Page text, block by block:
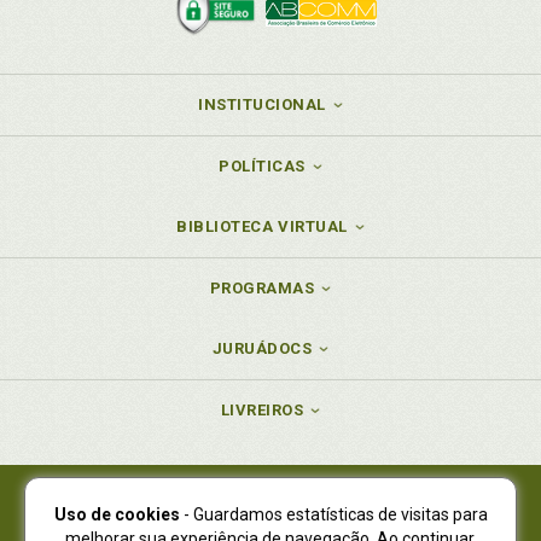
INSTITUCIONAL
POLÍTICAS
BIBLIOTECA VIRTUAL
PROGRAMAS
JURUÁDOCS
LIVREIROS
Juruá Editora Ltda., CNPJ 77.535.508/0001-19
Uso de cookies - Guardamos estatísticas de visitas para